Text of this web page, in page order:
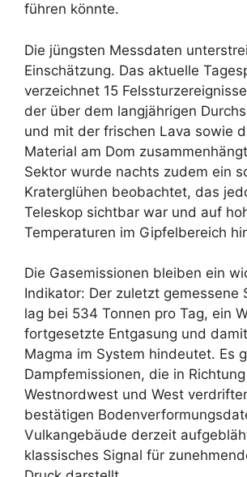
führen könnte.
Die jüngsten Messdaten
Einschätzung. Das aktuelle
verzeichnet 15
der über dem langjährigen
und mit der frischen Lava sowie
Material am Dom
Sektor wurde nachts zudem ein
Kraterglühen beobachtet, das
Teleskop sichtbar war und auf
Temperaturen im Gipfelbereich
Die Gasemissionen bleiben ein
Indikator: Der zuletzt gemessene
lag bei 534 Tonnen pro Tag, ein
fortgesetzte Entgasung und
Magma im System hindeutet. Es
Dampfemissionen, die in Richtung
Westnordwest und West
bestätigen
Vulkangebäude derzeit
klassisches Signal für